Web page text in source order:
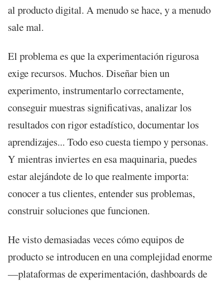
al producto digital. A menudo se hace, y a menudo
sale mal.
El problema es que la experimentación rigurosa
exige recursos. Muchos. Diseñar bien un
experimento, instrumentarlo correctamente,
conseguir muestras significativas, analizar los
resultados con rigor estadístico, documentar los
aprendizajes... Todo eso cuesta tiempo y personas.
Y mientras inviertes en esa maquinaria, puedes
estar alejándote de lo que realmente importa:
conocer a tus clientes, entender sus problemas,
construir soluciones que funcionen.
He visto demasiadas veces cómo equipos de
producto se introducen en una complejidad enorme
—plataformas de experimentación, dashboards de